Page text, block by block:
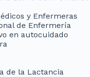
y Enfermeras
de Enfermería
en autocuidado
de la Lactancia